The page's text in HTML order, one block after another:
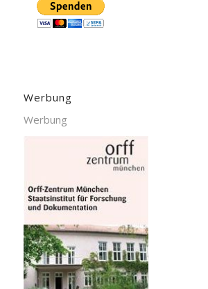
Werbung
Werbung